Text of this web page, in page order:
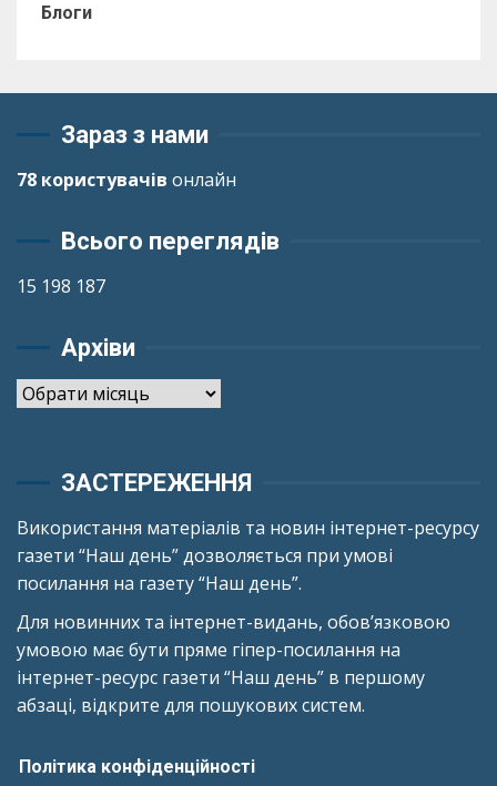
Блоги
Зараз з нами
78 користувачів онлайн
Всього переглядів
15 198 187
Архіви
Архіви
ЗАСТЕРЕЖЕННЯ
Використання матеріалів та новин інтернет-ресурсу
газети “Наш день” дозволяється при умові
посилання на газету “Наш день”.
Для новинних та інтернет-видань, обов’язковою
умовою має бути пряме гіпер-посилання на
інтернет-ресурс газети “Наш день” в першому
абзаці, відкрите для пошукових систем.
Політика конфіденційності